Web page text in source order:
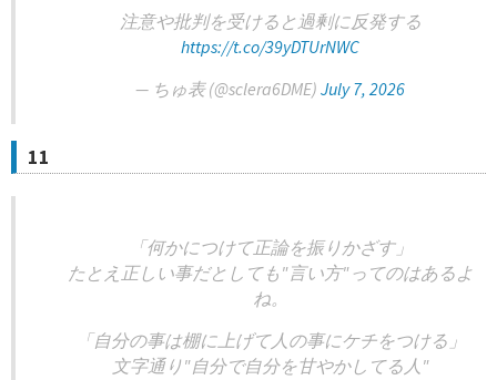
注意や批判を受けると過剰に反発する
https://t.co/39yDTUrNWC
— ちゅ表 (@sclera6DME) July 7, 2026
11
「何かにつけて正論を振りかざす」
たとえ正しい事だとしても"言い方"ってのはあるよ
ね。
「自分の事は棚に上げて人の事にケチをつける」
文字通り"自分で自分を甘やかしてる人"